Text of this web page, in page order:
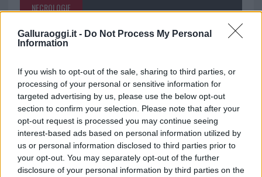
Galluraoggi.it - Do Not Process My Personal
Information
If you wish to opt-out of the sale, sharing to third parties, or
processing of your personal or sensitive information for
targeted advertising by us, please use the below opt-out
section to confirm your selection. Please note that after your
opt-out request is processed you may continue seeing
interest-based ads based on personal information utilized by
us or personal information disclosed to third parties prior to
your opt-out. You may separately opt-out of the further
disclosure of your personal information by third parties on the
NECROLOGIE
Mario Malu
Paolo Pinna
Martina Agostina Diturco